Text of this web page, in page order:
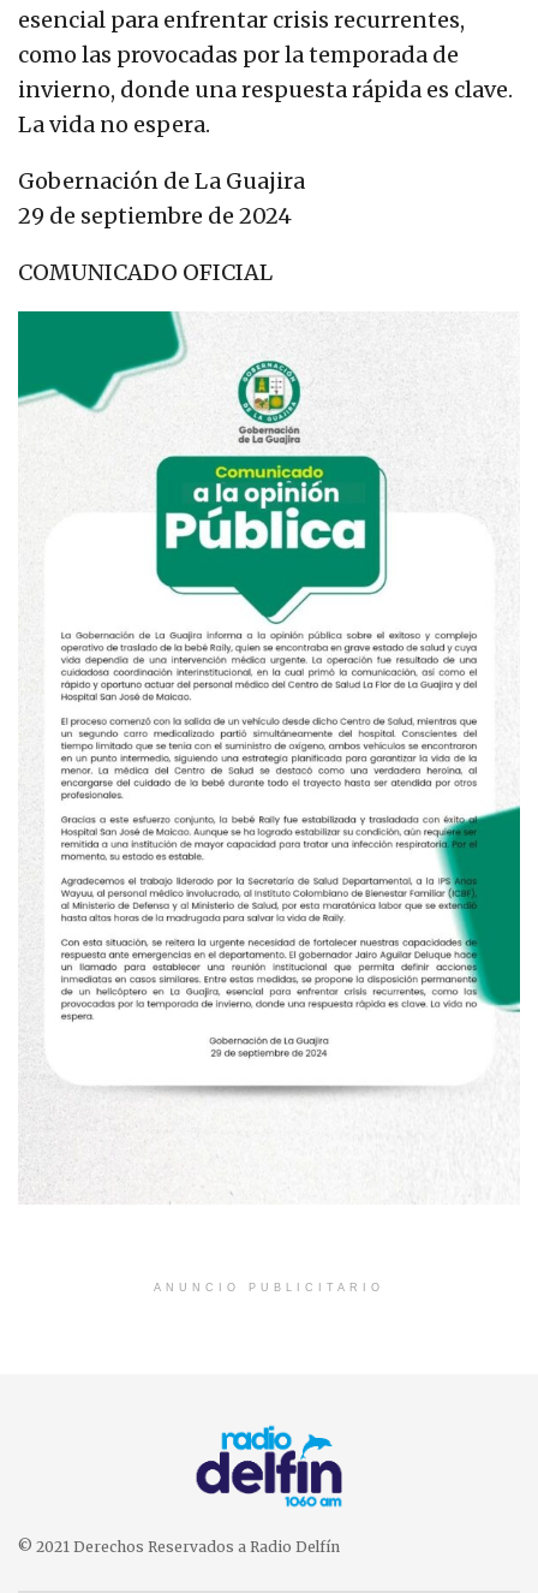
esencial para enfrentar crisis recurrentes,
como las provocadas por la temporada de
invierno, donde una respuesta rápida es clave.
La vida no espera.
Gobernación de La Guajira
29 de septiembre de 2024
COMUNICADO OFICIAL
ANUNCIO PUBLICITARIO
© 2021 Derechos Reservados a Radio Delfín